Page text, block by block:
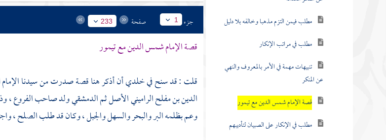
مطلب فيمن التزم مذهبا وخالفه بلا دليل
مطلب في مراتب الإنكار
تنبيهات مهمة في الأمر بالمعروف والنهي
عن المنكر
قصة الإمام شمس الدين مع تيمور
مطلب في الإنكار على الصبيان لتأديبهم
جزء 1 صفحة 233
قصة الإمامشمس الدينمعتيمور
قلت : قد سنح في خلدي أن أذكر هنا قصة صدرت من سيدنا الإمام
الدين بن مفلح الرامينيالأصل ثم الدمشقي ولد صاحب الفروع ،
وعم بظلمه البر والبحر والسهل والجبل ، وكان قد طلب الصلح ،